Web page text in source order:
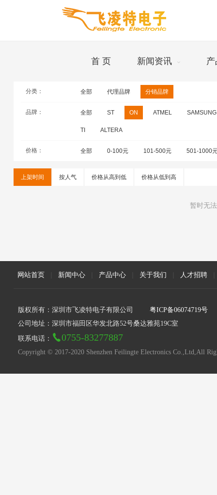
首 页 新闻资讯
分类： 全部 代理品牌 分销品牌
品牌： 全部 ST ON ATMEL SAMSUNG
TI ALTERA
价格： 全部 0-100元 101-500元 501-1000
上架时间 按人气 价格从高到低 价格从低到高
暂时无
网站首页 新闻中心 产品中心 关于我们 人才招聘
版权所有：深圳市飞凌特电子有限公司
粤ICP备06074719号
公司地址：深圳市福田区华发北路52号桑达雅苑19C室
联系电话： 0755-83277887
Copyright © 2017-2020 Shenzhen Feilingte Electronics Co.,Ltd,All